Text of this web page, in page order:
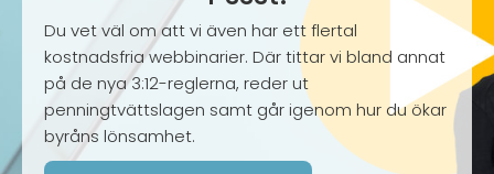
Du vet väl om att vi även har ett flertal
kostnadsfria webbinarier. Där tittar vi bland annat
på de nya 3:12-reglerna, reder ut
penningtvättslagen samt går igenom hur du ökar
byråns lönsamhet.